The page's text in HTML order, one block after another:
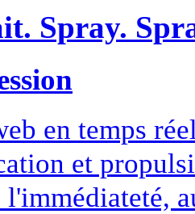
Spray.
en temps
et
l'immédiateté,